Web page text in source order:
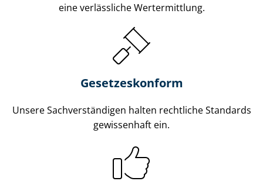
eine verlässliche Wertermittlung.
Gesetzes­konform
Unsere Sach­ver­stän­di­gen halten rechtliche Standards
gewissenhaft ein.